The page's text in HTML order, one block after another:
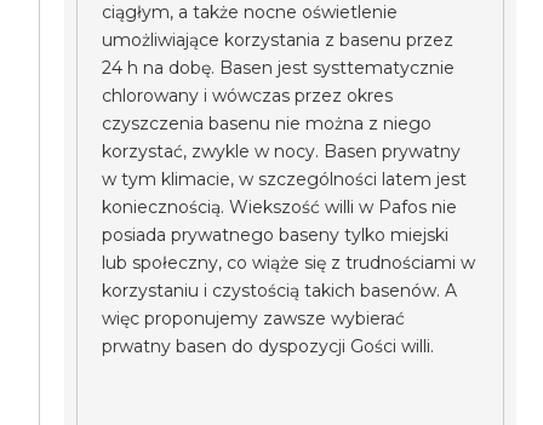
ciągłym, a także nocne oświetlenie
umożliwiające korzystania z basenu przez
24 h na dobę. Basen jest systtematycznie
chlorowany i wówczas przez okres
czyszczenia basenu nie można z niego
korzystać, zwykle w nocy. Basen prywatny
w tym klimacie, w szczególności latem jest
koniecznością. Wiekszość willi w Pafos nie
posiada prywatnego baseny tylko miejski
lub społeczny, co wiąże się z trudnościami w
korzystaniu i czystością takich basenów. A
więc proponujemy zawsze wybierać
prwatny basen do dyspozycji Gości willi.